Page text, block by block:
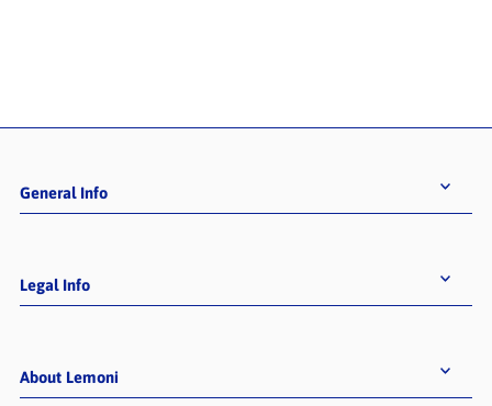
General Info
Legal Info
About Lemoni